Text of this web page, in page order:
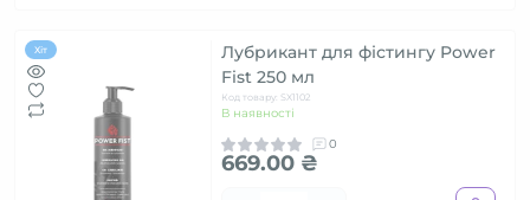
Хіт
Лубрикант для фістингу Power
Fist 250 мл
Код товару: SX1102
В наявності
0
669.00 ₴